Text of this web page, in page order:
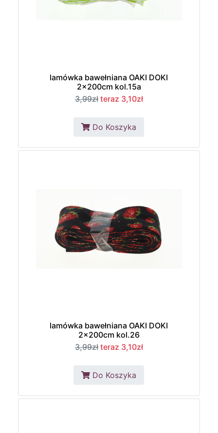
lamówka bawełniana OAKI DOKI
2x200cm kol.15a
3,99zł teraz 3,10zł
Do Koszyka
lamówka bawełniana OAKI DOKI
2x200cm kol.26
3,99zł teraz 3,10zł
Do Koszyka